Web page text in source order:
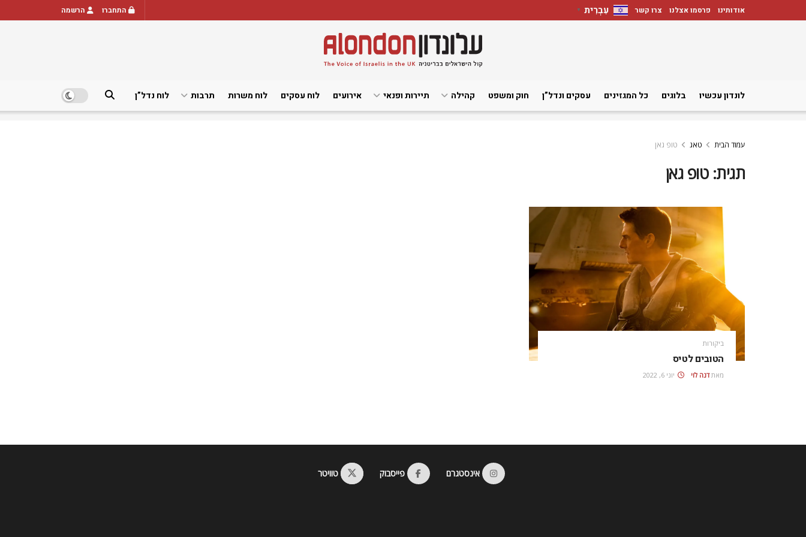
אודותינו פרסמו אצלנו צרו קשר עִבְרִית ▼ התחברו הרשמה
לונדון עכשיו בלוגים כל המגזינים עסקים ונדל”ן חוק ומשפט קהילה תיירות ופנאי אירועים לוח עסקים לוח משרות תרבות לוח נדל”ן
עמוד הבית טאג טופ גאן
תגית:טופ גאן
ביקורות
הטובים לטיס
מאת דנה לוי יוני 6, 2022
אינסטגרם פייסבוק טוויטר